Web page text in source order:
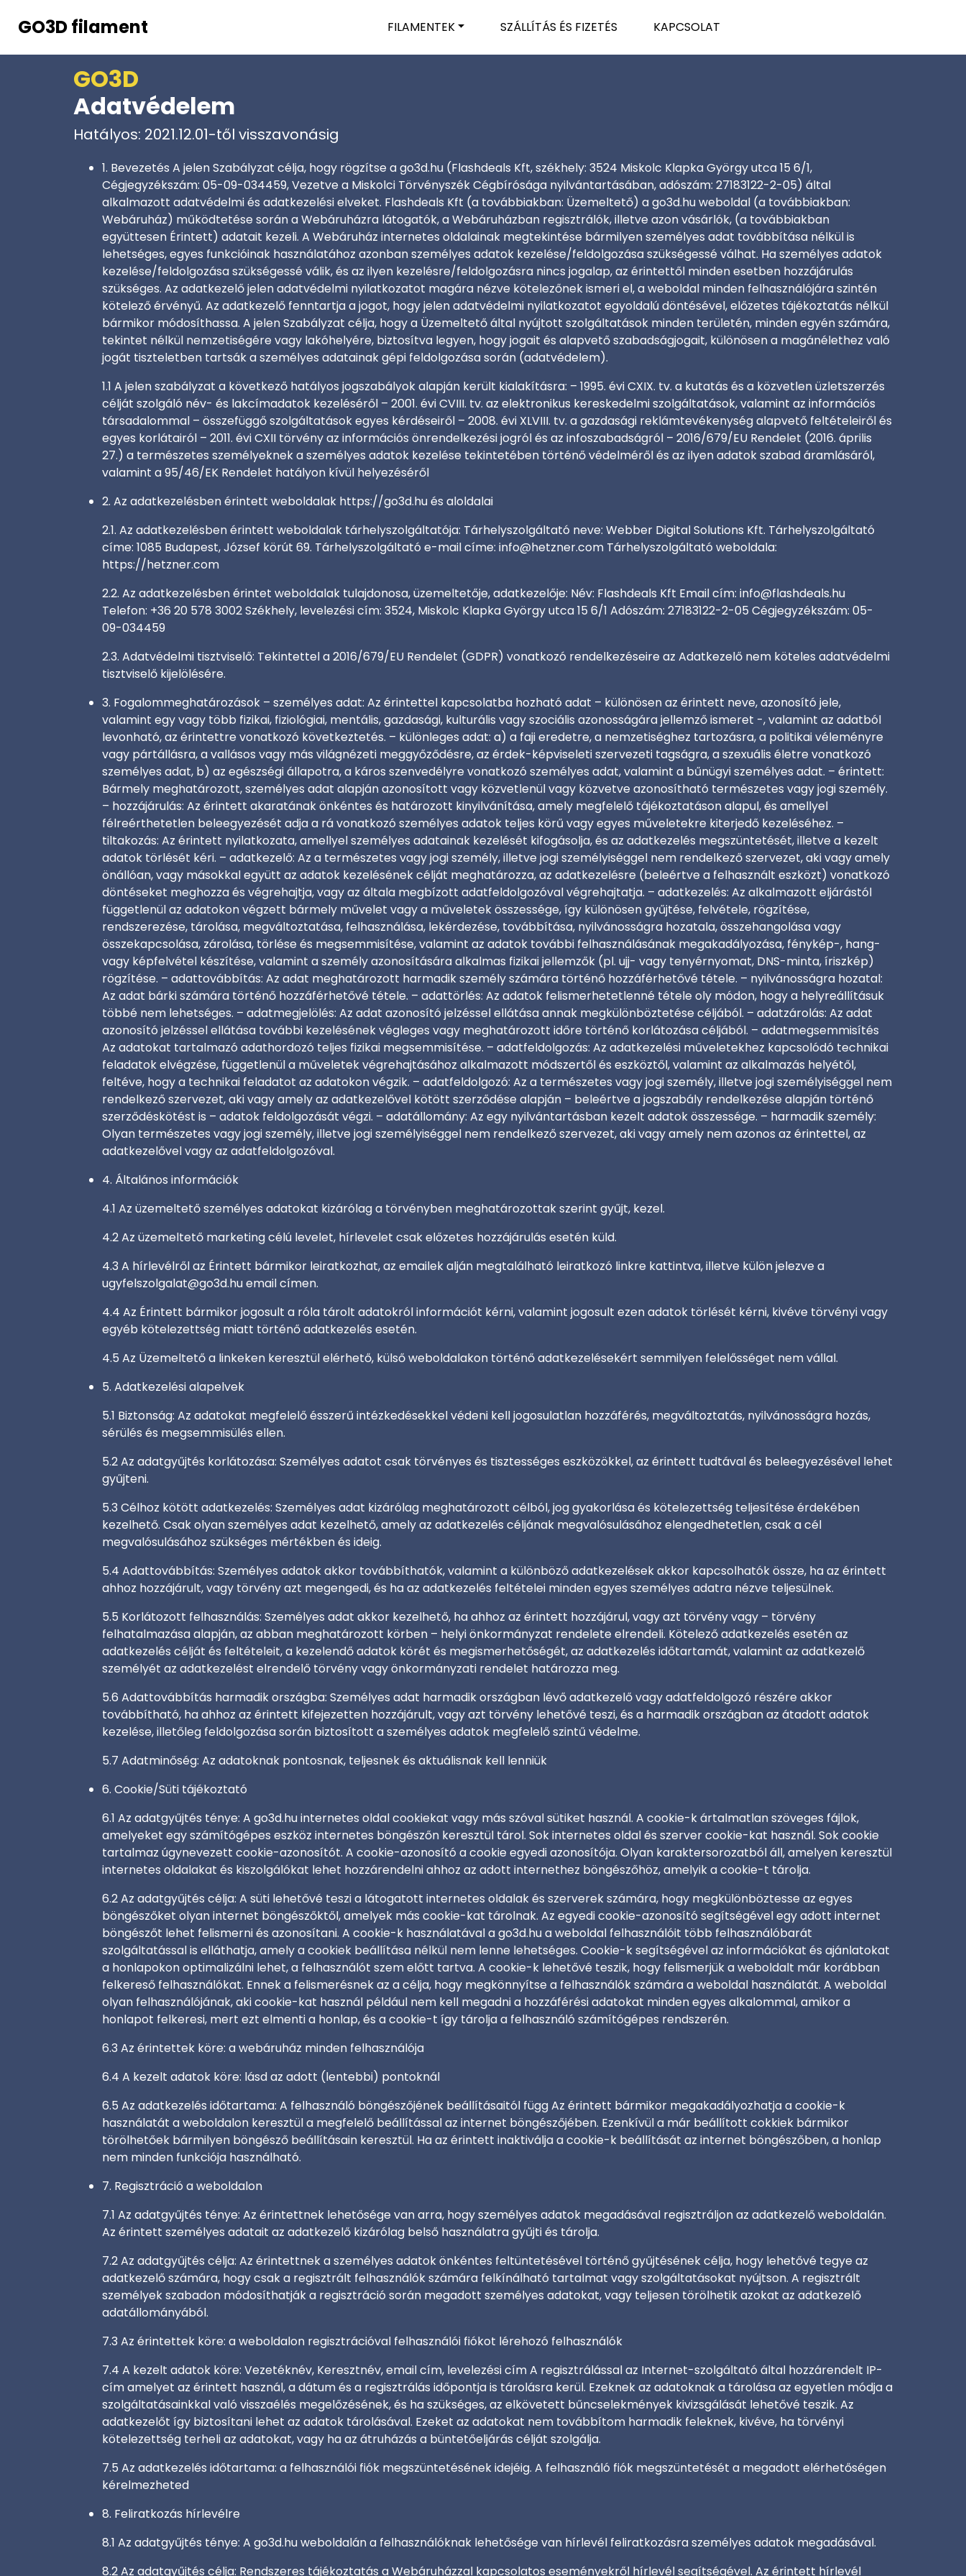
GO3D filament FILAMENTEK SZÁLLÍTÁS ÉS FIZETÉS KAPCSOLAT
GO3D
Adatvédelem
Hatályos: 2021.12.01-től visszavonásig
1. Bevezetés A jelen Szabályzat célja, hogy rögzítse a go3d.hu (Flashdeals Kft, székhely: 3524 Miskolc Klapka György utca 15 6/1,
Cégjegyzékszám: 05-09-034459, Vezetve a Miskolci Törvényszék Cégbírósága nyilvántartásában, adószám: 27183122-2-05) által
alkalmazott adatvédelmi és adatkezelési elveket. Flashdeals Kft (a továbbiakban: Üzemeltető) a go3d.hu weboldal (a továbbiakban:
Webáruház) működtetése során a Webáruházra látogatók, a Webáruházban regisztrálók, illetve azon vásárlók, (a továbbiakban
együttesen Érintett) adatait kezeli. A Webáruház internetes oldalainak megtekintése bármilyen személyes adat továbbítása nélkül is
lehetséges, egyes funkcióinak használatához azonban személyes adatok kezelése/feldolgozása szükségessé válhat. Ha személyes adatok
kezelése/feldolgozása szükségessé válik, és az ilyen kezelésre/feldolgozásra nincs jogalap, az érintettől minden esetben hozzájárulás
szükséges. Az adatkezelő jelen adatvédelmi nyilatkozatot magára nézve kötelezőnek ismeri el, a weboldal minden felhasználójára szintén
kötelező érvényű. Az adatkezelő fenntartja a jogot, hogy jelen adatvédelmi nyilatkozatot egyoldalú döntésével, előzetes tájékoztatás nélkül
bármikor módosíthassa. A jelen Szabályzat célja, hogy a Üzemeltető által nyújtott szolgáltatások minden területén, minden egyén számára,
tekintet nélkül nemzetiségére vagy lakóhelyére, biztosítva legyen, hogy jogait és alapvető szabadságjogait, különösen a magánélethez való
jogát tiszteletben tartsák a személyes adatainak gépi feldolgozása során (adatvédelem).
1.1 A jelen szabályzat a következő hatályos jogszabályok alapján került kialakításra: – 1995. évi CXIX. tv. a kutatás és a közvetlen üzletszerzés
célját szolgáló név- és lakcímadatok kezeléséről – 2001. évi CVIII. tv. az elektronikus kereskedelmi szolgáltatások, valamint az információs
társadalommal – összefüggő szolgáltatások egyes kérdéseiről – 2008. évi XLVIII. tv. a gazdasági reklámtevékenység alapvető feltételeiről és
egyes korlátairól – 2011. évi CXII törvény az információs önrendelkezési jogról és az infoszabadságról – 2016/679/EU Rendelet (2016. április
27.) a természetes személyeknek a személyes adatok kezelése tekintetében történő védelméről és az ilyen adatok szabad áramlásáról,
valamint a 95/46/EK Rendelet hatályon kívül helyezéséről
2. Az adatkezelésben érintett weboldalak https://go3d.hu és aloldalai
2.1. Az adatkezelésben érintett weboldalak tárhelyszolgáltatója: Tárhelyszolgáltató neve: Webber Digital Solutions Kft. Tárhelyszolgáltató
címe: 1085 Budapest, József körút 69. Tárhelyszolgáltató e-mail címe: info@hetzner.com Tárhelyszolgáltató weboldala:
https://hetzner.com
2.2. Az adatkezelésben érintet weboldalak tulajdonosa, üzemeltetője, adatkezelője: Név: Flashdeals Kft Email cím: info@flashdeals.hu
Telefon: +36 20 578 3002 Székhely, levelezési cím: 3524, Miskolc Klapka György utca 15 6/1 Adószám: 27183122-2-05 Cégjegyzékszám: 05-
09-034459
2.3. Adatvédelmi tisztviselő: Tekintettel a 2016/679/EU Rendelet (GDPR) vonatkozó rendelkezéseire az Adatkezelő nem köteles adatvédelmi
tisztviselő kijelölésére.
3. Fogalommeghatározások – személyes adat: Az érintettel kapcsolatba hozható adat – különösen az érintett neve, azonosító jele,
valamint egy vagy több fizikai, fiziológiai, mentális, gazdasági, kulturális vagy szociális azonosságára jellemző ismeret -, valamint az adatból
levonható, az érintettre vonatkozó következtetés. – különleges adat: a) a faji eredetre, a nemzetiséghez tartozásra, a politikai véleményre
vagy pártállásra, a vallásos vagy más világnézeti meggyőződésre, az érdek-képviseleti szervezeti tagságra, a szexuális életre vonatkozó
személyes adat, b) az egészségi állapotra, a káros szenvedélyre vonatkozó személyes adat, valamint a bűnügyi személyes adat. – érintett:
Bármely meghatározott, személyes adat alapján azonosított vagy közvetlenül vagy közvetve azonosítható természetes vagy jogi személy.
– hozzájárulás: Az érintett akaratának önkéntes és határozott kinyilvánítása, amely megfelelő tájékoztatáson alapul, és amellyel
félreérthetetlen beleegyezését adja a rá vonatkozó személyes adatok teljes körű vagy egyes műveletekre kiterjedő kezeléséhez. –
tiltakozás: Az érintett nyilatkozata, amellyel személyes adatainak kezelését kifogásolja, és az adatkezelés megszüntetését, illetve a kezelt
adatok törlését kéri. – adatkezelő: Az a természetes vagy jogi személy, illetve jogi személyiséggel nem rendelkező szervezet, aki vagy amely
önállóan, vagy másokkal együtt az adatok kezelésének célját meghatározza, az adatkezelésre (beleértve a felhasznált eszközt) vonatkozó
döntéseket meghozza és végrehajtja, vagy az általa megbízott adatfeldolgozóval végrehajtatja. – adatkezelés: Az alkalmazott eljárástól
függetlenül az adatokon végzett bármely művelet vagy a műveletek összessége, így különösen gyűjtése, felvétele, rögzítése,
rendszerezése, tárolása, megváltoztatása, felhasználása, lekérdezése, továbbítása, nyilvánosságra hozatala, összehangolása vagy
összekapcsolása, zárolása, törlése és megsemmisítése, valamint az adatok további felhasználásának megakadályozása, fénykép-, hang-
vagy képfelvétel készítése, valamint a személy azonosítására alkalmas fizikai jellemzők (pl. ujj- vagy tenyérnyomat, DNS-minta, íriszkép)
rögzítése. – adattovábbítás: Az adat meghatározott harmadik személy számára történő hozzáférhetővé tétele. – nyilvánosságra hozatal:
Az adat bárki számára történő hozzáférhetővé tétele. – adattörlés: Az adatok felismerhetetlenné tétele oly módon, hogy a helyreállításuk
többé nem lehetséges. – adatmegjelölés: Az adat azonosító jelzéssel ellátása annak megkülönböztetése céljából. – adatzárolás: Az adat
azonosító jelzéssel ellátása további kezelésének végleges vagy meghatározott időre történő korlátozása céljából. – adatmegsemmisítés
Az adatokat tartalmazó adathordozó teljes fizikai megsemmisítése. – adatfeldolgozás: Az adatkezelési műveletekhez kapcsolódó technikai
feladatok elvégzése, függetlenül a műveletek végrehajtásához alkalmazott módszertől és eszköztől, valamint az alkalmazás helyétől,
feltéve, hogy a technikai feladatot az adatokon végzik. – adatfeldolgozó: Az a természetes vagy jogi személy, illetve jogi személyiséggel nem
rendelkező szervezet, aki vagy amely az adatkezelővel kötött szerződése alapján – beleértve a jogszabály rendelkezése alapján történő
szerződéskötést is – adatok feldolgozását végzi. – adatállomány: Az egy nyilvántartásban kezelt adatok összessége. – harmadik személy:
Olyan természetes vagy jogi személy, illetve jogi személyiséggel nem rendelkező szervezet, aki vagy amely nem azonos az érintettel, az
adatkezelővel vagy az adatfeldolgozóval.
4. Általános információk
4.1 Az üzemeltető személyes adatokat kizárólag a törvényben meghatározottak szerint gyűjt, kezel.
4.2 Az üzemeltető marketing célú levelet, hírlevelet csak előzetes hozzájárulás esetén küld.
4.3 A hírlevélről az Érintett bármikor leiratkozhat, az emailek alján megtalálható leiratkozó linkre kattintva, illetve külön jelezve a
ugyfelszolgalat@go3d.huemail címen.
4.4 Az Érintett bármikor jogosult a róla tárolt adatokról információt kérni, valamint jogosult ezen adatok törlését kérni, kivéve törvényi vagy
egyéb kötelezettség miatt történő adatkezelés esetén.
4.5 Az Üzemeltető a linkeken keresztül elérhető, külső weboldalakon történő adatkezelésekért semmilyen felelősséget nem vállal.
5. Adatkezelési alapelvek
5.1 Biztonság: Az adatokat megfelelő ésszerű intézkedésekkel védeni kell jogosulatlan hozzáférés, megváltoztatás, nyilvánosságra hozás,
sérülés és megsemmisülés ellen.
5.2 Az adatgyűjtés korlátozása: Személyes adatot csak törvényes és tisztességes eszközökkel, az érintett tudtával és beleegyezésével lehet
gyűjteni.
5.3 Célhoz kötött adatkezelés: Személyes adat kizárólag meghatározott célból, jog gyakorlása és kötelezettség teljesítése érdekében
kezelhető. Csak olyan személyes adat kezelhető, amely az adatkezelés céljának megvalósulásához elengedhetetlen, csak a cél
megvalósulásához szükséges mértékben és ideig.
5.4 Adattovábbítás: Személyes adatok akkor továbbíthatók, valamint a különböző adatkezelések akkor kapcsolhatók össze, ha az érintett
ahhoz hozzájárult, vagy törvény azt megengedi, és ha az adatkezelés feltételei minden egyes személyes adatra nézve teljesülnek.
5.5 Korlátozott felhasználás: Személyes adat akkor kezelhető, ha ahhoz az érintett hozzájárul, vagy azt törvény vagy – törvény
felhatalmazása alapján, az abban meghatározott körben – helyi önkormányzat rendelete elrendeli. Kötelező adatkezelés esetén az
adatkezelés célját és feltételeit, a kezelendő adatok körét és megismerhetőségét, az adatkezelés időtartamát, valamint az adatkezelő
személyét az adatkezelést elrendelő törvény vagy önkormányzati rendelet határozza meg.
5.6 Adattovábbítás harmadik országba: Személyes adat harmadik országban lévő adatkezelő vagy adatfeldolgozó részére akkor
továbbítható, ha ahhoz az érintett kifejezetten hozzájárult, vagy azt törvény lehetővé teszi, és a harmadik országban az átadott adatok
kezelése, illetőleg feldolgozása során biztosított a személyes adatok megfelelő szintű védelme.
5.7 Adatminőség: Az adatoknak pontosnak, teljesnek és aktuálisnak kell lenniük
6. Cookie/Süti tájékoztató
6.1 Az adatgyűjtés ténye: A go3d.hu internetes oldal cookiekat vagy más szóval sütiket használ. A cookie-k ártalmatlan szöveges fájlok,
amelyeket egy számítógépes eszköz internetes böngészőn keresztül tárol. Sok internetes oldal és szerver cookie-kat használ. Sok cookie
tartalmaz úgynevezett cookie-azonosítót. A cookie-azonosító a cookie egyedi azonosítója. Olyan karaktersorozatból áll, amelyen keresztül
internetes oldalakat és kiszolgálókat lehet hozzárendelni ahhoz az adott internethez böngészőhöz, amelyik a cookie-t tárolja.
6.2 Az adatgyűjtés célja: A süti lehetővé teszi a látogatott internetes oldalak és szerverek számára, hogy megkülönböztesse az egyes
böngészőket olyan internet böngészőktől, amelyek más cookie-kat tárolnak. Az egyedi cookie-azonosító segítségével egy adott internet
böngészőt lehet felismerni és azonosítani. A cookie-k használatával a go3d.hu a weboldal felhasználóit több felhasználóbarát
szolgáltatással is elláthatja, amely a cookiek beállítása nélkül nem lenne lehetséges. Cookie-k segítségével az információkat és ajánlatokat
a honlapokon optimalizálni lehet, a felhasználót szem előtt tartva. A cookie-k lehetővé teszik, hogy felismerjük a weboldalt már korábban
felkereső felhasználókat. Ennek a felismerésnek az a célja, hogy megkönnyítse a felhasználók számára a weboldal használatát. A weboldal
olyan felhasználójának, aki cookie-kat használ például nem kell megadni a hozzáférési adatokat minden egyes alkalommal, amikor a
honlapot felkeresi, mert ezt elmenti a honlap, és a cookie-t így tárolja a felhasználó számítógépes rendszerén.
6.3 Az érintettek köre: a webáruház minden felhasználója
6.4 A kezelt adatok köre: lásd az adott (lentebbi) pontoknál
6.5 Az adatkezelés időtartama: A felhasználó böngészőjének beállításaitól függ Az érintett bármikor megakadályozhatja a cookie-k
használatát a weboldalon keresztül a megfelelő beállítással az internet böngészőjében. Ezenkívül a már beállított cokkiek bármikor
törölhetőek bármilyen böngésző beállításain keresztül. Ha az érintett inaktiválja a cookie-k beállítását az internet böngészőben, a honlap
nem minden funkciója használható.
7. Regisztráció a weboldalon
7.1 Az adatgyűjtés ténye: Az érintettnek lehetősége van arra, hogy személyes adatok megadásával regisztráljon az adatkezelő weboldalán.
Az érintett személyes adatait az adatkezelő kizárólag belső használatra gyűjti és tárolja.
7.2 Az adatgyűjtés célja: Az érintettnek a személyes adatok önkéntes feltüntetésével történő gyűjtésének célja, hogy lehetővé tegye az
adatkezelő számára, hogy csak a regisztrált felhasználók számára felkínálható tartalmat vagy szolgáltatásokat nyújtson. A regisztrált
személyek szabadon módosíthatják a regisztráció során megadott személyes adatokat, vagy teljesen törölhetik azokat az adatkezelő
adatállományából.
7.3 Az érintettek köre: a weboldalon regisztrációval felhasználói fiókot lérehozó felhasználók
7.4 A kezelt adatok köre: Vezetéknév, Keresztnév, email cím, levelezési cím A regisztrálással az Internet-szolgáltató által hozzárendelt IP-
cím amelyet az érintett használ, a dátum és a regisztrálás időpontja is tárolásra kerül. Ezeknek az adatoknak a tárolása az egyetlen módja a
szolgáltatásainkkal való visszaélés megelőzésének, és ha szükséges, az elkövetett bűncselekmények kivizsgálását lehetővé teszik. Az
adatkezelőt így biztosítani lehet az adatok tárolásával. Ezeket az adatokat nem továbbítom harmadik feleknek, kivéve, ha törvényi
kötelezettség terheli az adatokat, vagy ha az átruházás a büntetőeljárás célját szolgálja.
7.5 Az adatkezelés időtartama: a felhasználói fiók megszüntetésének idejéig. A felhasználó fiók megszüntetését a megadott elérhetőségen
kérelmezheted
8. Feliratkozás hírlevélre
8.1 Az adatgyűjtés ténye: A go3d.hu weboldalán a felhasználóknak lehetősége van hírlevél feliratkozásra személyes adatok megadásával.
8.2 Az adatgyűjtés célja: Rendszeres tájékoztatás a Webáruházzal kapcsolatos eseményekről hírlevél segítségével. Az érintett hírlevél